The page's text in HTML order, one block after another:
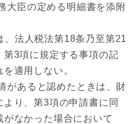
大臣の定める明細書を添附
法人税法第18条乃至第21
3項に規定する事項の記
適用しない。
があると認めたときは、財
り、第3項の申請書に同
なかった場合において